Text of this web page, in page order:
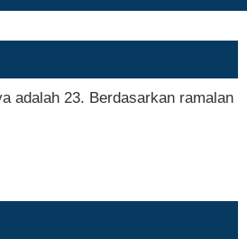
adalah 23. Berdasarkan ramalan